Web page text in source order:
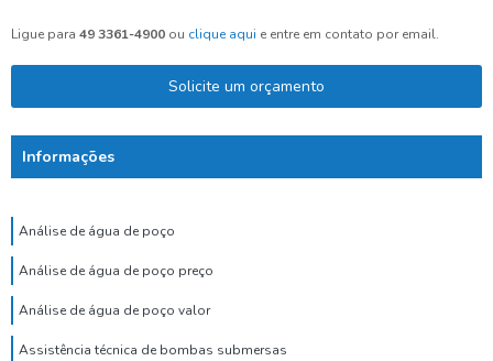
Ligue para 49 3361-4900 ou clique aqui e entre em contato por email.
Solicite um orçamento
Informações
Análise de água de poço
Análise de água de poço preço
Análise de água de poço valor
Assistência técnica de bombas submersas